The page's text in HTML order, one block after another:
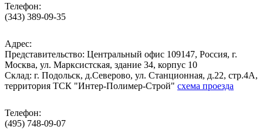
Телефон:
(343) 389-09-35
Адрес:
Представительство: Центральный офис 109147, Россия, г.
Москва, ул. Марксистская, здание 34, корпус 10
Cклад: г. Подольск, д.Северово, ул. Станционная, д.22, стр.4А,
территория ТСК "Интер-Полимер-Строй" схема проезда
Телефон:
(495) 748-09-07